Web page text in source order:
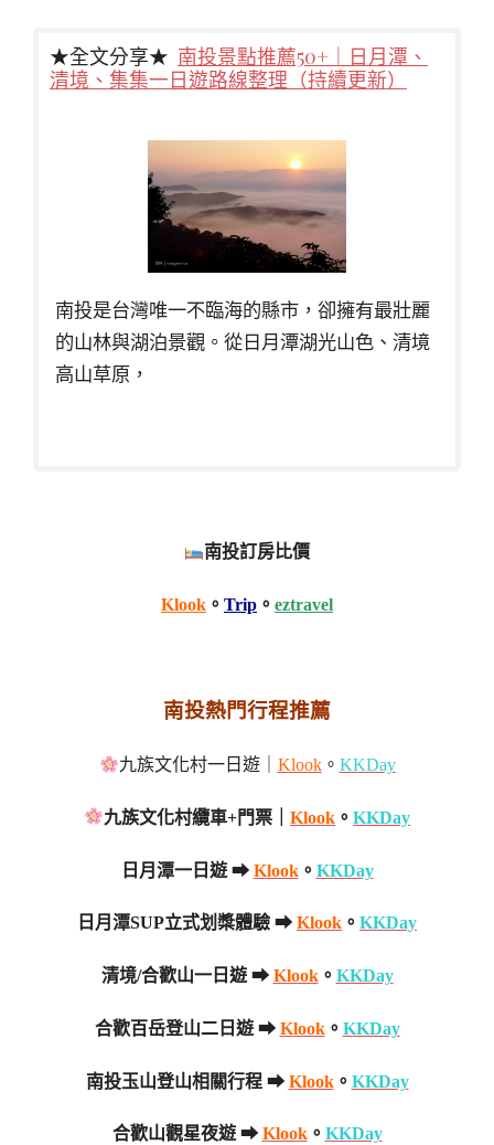
★全文分享★ 南投景點推薦50+｜日月潭、
清境、集集一日遊路線整理（持續更新）
南投是台灣唯一不臨海的縣市，卻擁有最壯麗
的山林與湖泊景觀。從日月潭湖光山色、清境
高山草原，
南投訂房比價
Klook 。 Trip 。 eztravel
南投熱門行程推薦
九族文化村一日遊｜ Klook。 KKDay
九族文化村纜車+門票｜Klook 。KKDay
日月潭一日遊 ➡ Klook。 KKDay
日月潭SUP立式划槳體驗 ➡ Klook 。 KKDay
清境/合歡山一日遊 ➡ Klook。 KKDay
合歡百岳登山二日遊 ➡ Klook。 KKDay
南投玉山登山相關行程 ➡ Klook。 KKDay
合歡山觀星夜遊 ➡ Klook。 KKDay